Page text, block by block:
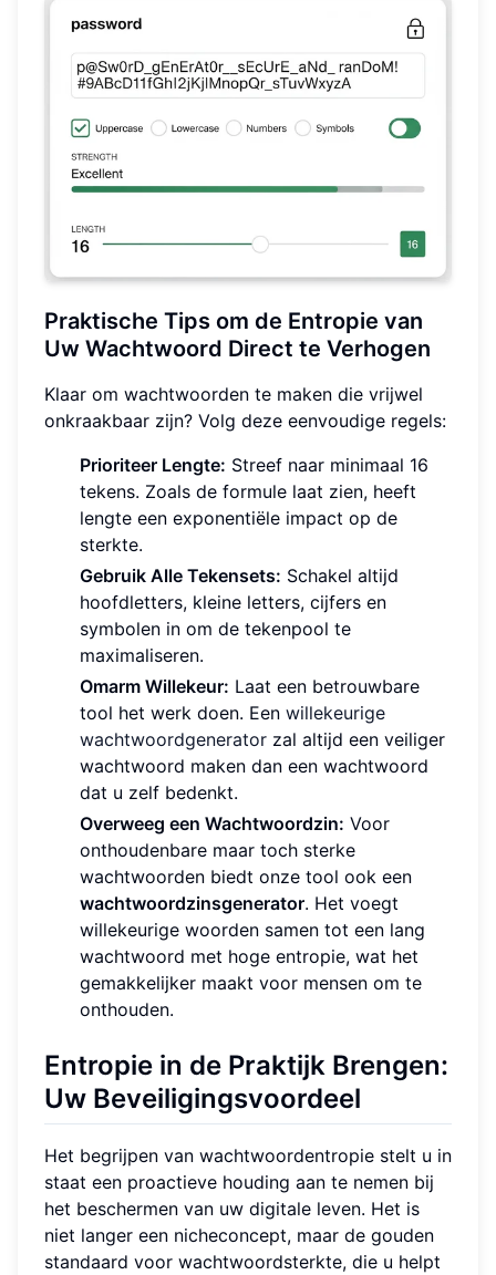
Praktische Tips om de Entropie van
Uw Wachtwoord Direct te Verhogen
Klaar om wachtwoorden te maken die vrijwel
onkraakbaar zijn? Volg deze eenvoudige regels:
Prioriteer Lengte: Streef naar minimaal 16
tekens. Zoals de formule laat zien, heeft
lengte een exponentiële impact op de
sterkte.
Gebruik Alle Tekensets: Schakel altijd
hoofdletters, kleine letters, cijfers en
symbolen in om de tekenpool te
maximaliseren.
Omarm Willekeur: Laat een betrouwbare
tool het werk doen. Een willekeurige
wachtwoordgenerator zal altijd een veiliger
wachtwoord maken dan een wachtwoord
dat u zelf bedenkt.
Overweeg een Wachtwoordzin: Voor
onthoudenbare maar toch sterke
wachtwoorden biedt onze tool ook een
wachtwoordzinsgenerator. Het voegt
willekeurige woorden samen tot een lang
wachtwoord met hoge entropie, wat het
gemakkelijker maakt voor mensen om te
onthouden.
Entropie in de Praktijk Brengen:
Uw Beveiligingsvoordeel
Het begrijpen van wachtwoordentropie stelt u in
staat een proactieve houding aan te nemen bij
het beschermen van uw digitale leven. Het is
niet langer een nicheconcept, maar de gouden
standaard voor wachtwoordsterkte, die u helpt